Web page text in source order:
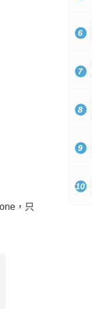
，只
6
7
8
9
10